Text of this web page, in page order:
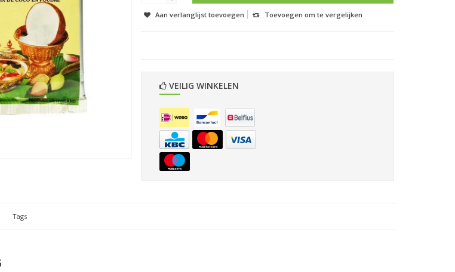
Aan verlanglijst toevoegen Toevoegen om te vergelijken
VEILIG WINKELEN
Tags